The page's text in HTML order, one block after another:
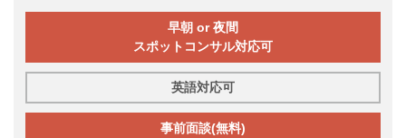
早朝 or 夜間
スポットコンサル対応可
英語対応可
事前面談(無料)